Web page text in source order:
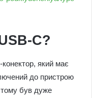
C?
який має
до пристрою
тому був дуже